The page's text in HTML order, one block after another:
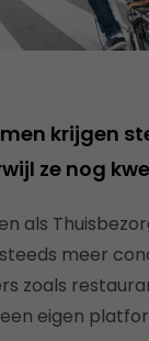
krijgen
ze nog
als
meer
zoals
eigen